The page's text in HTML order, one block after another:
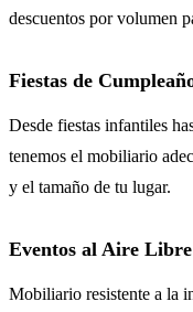
descuentos por volumen
Fiestas de
Desde fiestas infantiles
tenemos el mobiliario
y el tamaño de tu lugar.
Eventos al Aire Libre
Mobiliario resistente a la